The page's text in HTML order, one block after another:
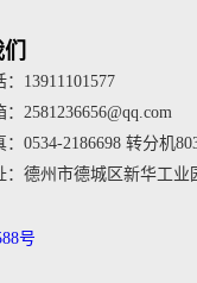
13911101577
2581236656@qq.com
：0534-2186698 转分机
：德州市德城区新华工业
号